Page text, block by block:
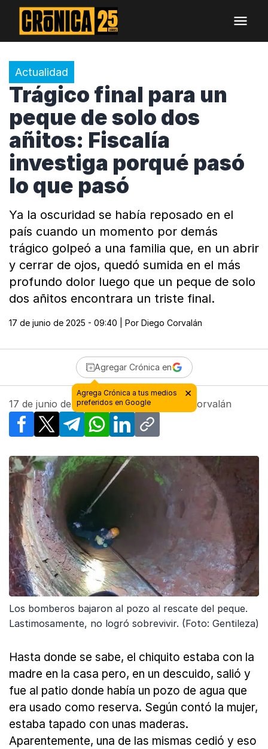
Actualidad
Trágico final para un
peque de solo dos
añitos: Fiscalía
investiga porqué pasó
lo que pasó
Ya la oscuridad se había reposado en el
país cuando un momento por demás
trágico golpeó a una familia que, en un abrir
y cerrar de ojos, quedó sumida en el más
profundo dolor luego que un peque de solo
dos añitos encontrara un triste final.
17 de junio de 2025 - 09:40 | Por Diego Corvalán
Agregar Crónica en
17 de junio de 2025 - 09:40| Por Diego Corvalán
Facebook
X TelegramWhatsApp
LinkedInCopy link
Los bomberos bajaron al pozo al rescate del peque.
Lastimosamente, no logró sobrevivir. (Foto: Gentileza)
Hasta donde se sabe, el chiquito estaba con la
madre en la casa pero, en un descuido, salió y
fue al patio donde había un pozo de agua que
era usado como reserva. Según contó la mujer,
estaba tapado con unas maderas.
Aparentemente, una de las mismas cedió y eso